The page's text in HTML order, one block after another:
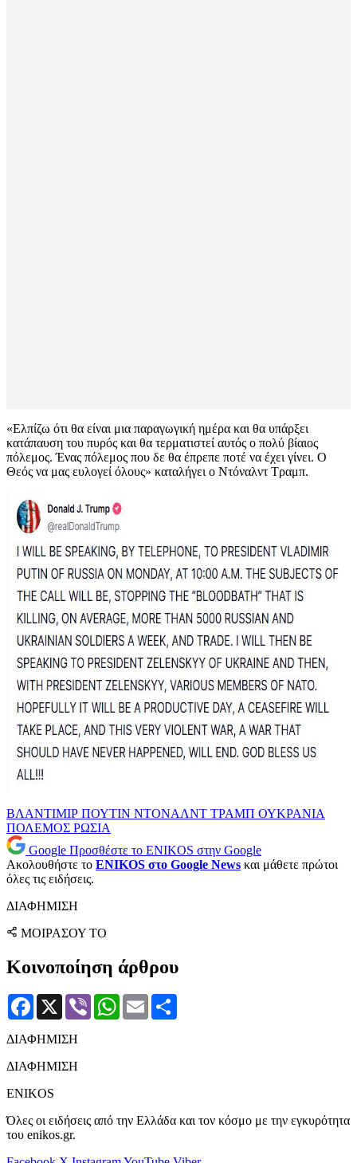
«Ελπίζω ότι θα είναι μια παραγωγική ημέρα και θα υπάρξει
κατάπαυση του πυρός και θα τερματιστεί αυτός ο πολύ βίαιος
πόλεμος. Ένας πόλεμος που δε θα έπρεπε ποτέ να έχει γίνει. Ο
Θεός να μας ευλογεί όλους» καταλήγει ο Ντόναλντ Τραμπ.
ΒΛΑΝΤΙΜΙΡ ΠΟΥΤΙΝ ΝΤΟΝΑΛΝΤ ΤΡΑΜΠ ΟΥΚΡΑΝΙΑ
ΠΟΛΕΜΟΣ ΡΩΣΙΑ
Google Προσθέστε το ENIKOS στην Google
Ακολουθήστε το ENIKOS στο Google News και μάθετε πρώτοι
όλες τις ειδήσεις.
ΔΙΑΦΗΜΙΣΗ
ΜΟΙΡΑΣΟΥ ΤΟ
Κοινοποίηση άρθρου
Facebook
X Viber WhatsApp
Email
ΔΙΑΦΗΜΙΣΗ
ΔΙΑΦΗΜΙΣΗ
ENIKOS
Όλες οι ειδήσεις από την Ελλάδα και τον κόσμο με την εγκυρότητα
του enikos.gr.